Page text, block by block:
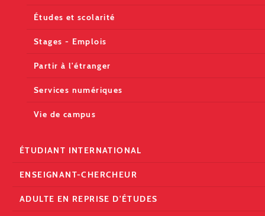
Études et scolarité
Stages - Emplois
Partir à l'étranger
Services numériques
Vie de campus
ÉTUDIANT INTERNATIONAL
ENSEIGNANT-CHERCHEUR
ADULTE EN REPRISE D'ÉTUDES